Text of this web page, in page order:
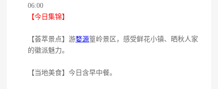
06:00
【今日集锦】
【荟萃景点】游婺源篁岭景区，感受鲜花小镇、晒秋人家
的徽派魅力。
【当地美食】今日含早中餐。